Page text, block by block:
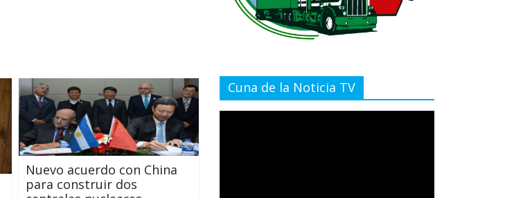
Nuevo acuerdo con China
para construir dos
Cuna de la Noticia TV